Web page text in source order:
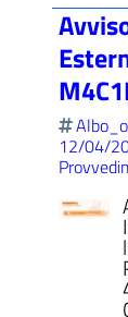
12/04/